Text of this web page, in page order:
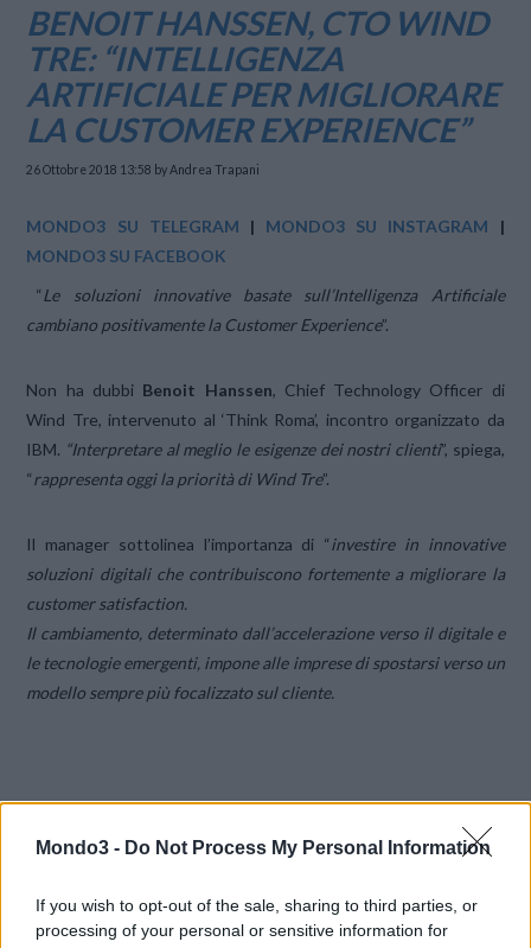
Mondo3 - Do Not Process My Personal Information
If you wish to opt-out of the sale, sharing to third parties, or
processing of your personal or sensitive information for
BENOIT HANSSEN, CTO WIND
TRE: “INTELLIGENZA
ARTIFICIALE PER MIGLIORARE
LA CUSTOMER EXPERIENCE”
26 Ottobre 2018 13:58 by Andrea Trapani
MONDO3 SU TELEGRAM | MONDO3 SU INSTAGRAM |
MONDO3 SU FACEBOOK
“Le soluzioni innovative basate sull’Intelligenza Artificiale
cambiano positivamente la Customer Experience”.
Non ha dubbi Benoit Hanssen, Chief Technology Officer di
Wind Tre, intervenuto al ‘Think Roma’, incontro organizzato da
IBM. “Interpretare al meglio le esigenze dei nostri clienti”, spiega,
“rappresenta oggi la priorità di Wind Tre”.
Il manager sottolinea l’importanza di “investire in innovative
soluzioni digitali che contribuiscono fortemente a migliorare la
customer satisfaction.
Il cambiamento, determinato dall’accelerazione verso il digitale e
le tecnologie emergenti, impone alle imprese di spostarsi verso un
modello sempre più focalizzato sul cliente.
Hanssen, “e governare la trasformazione digitale del business,